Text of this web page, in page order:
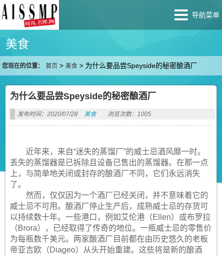
导航菜单
美食
您现在的位置： 首页 >美食 > 为什么要品尝Speyside的秘密酿酒厂
为什么要品尝Speyside的秘密酿酒厂
发布时间：2020/07/28 美食 浏览次数：1005
近年来，来自“迷失的蒸馏厂”的威士忌酒风靡一时。
丢失的蒸馏器是已拆除且设备已售出的蒸馏器。在那一点
上，与简单地关闭或封存的酿酒厂不同，它们永远消失
了。
然而，仅仅因为一个酒厂已经关闭，并不意味着它的
威士忌不可用。酿酒厂停止生产后，成熟威士忌的存货可
以持续数十年。一些港口，例如艾伦港（Ellen）或布罗拉
（Brora），已经取得了传奇的地位。一瓶威士忌的零售价
为每瓶数千美元。两家酿酒厂目前都在由历史悠久的老板
帝亚吉欧（Diageo）从头开始重建。这些将是新的酿酒